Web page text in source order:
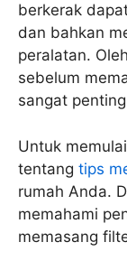
berkerak
dan bahkan
peralatan.
sebelum
sangat
Untuk
tentang tips
rumah Anda.
memahami
memasang